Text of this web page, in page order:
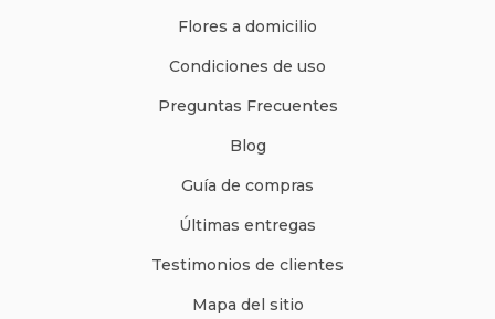
Flores a domicilio
Condiciones de uso
Preguntas Frecuentes
Blog
Guía de compras
Últimas entregas
Testimonios de clientes
Mapa del sitio